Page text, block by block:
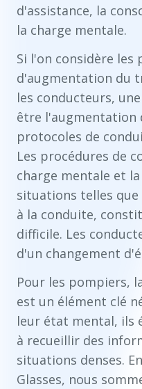
d'assistance, la
la charge mentale.
Si l'on considère les
d'augmentation du
les conducteurs,
être l'augmentation
protocoles de
Les procédures de
charge mentale et
situations telles que
à la conduite,
difficile. Les
d'un changement
Pour les pompiers,
est un élément clé
leur état mental, ils
à recueillir des
situations denses.
Glasses, nous